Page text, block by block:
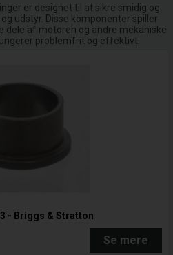
er designet til at sikre smidig og
udstyr. Disse komponenter spiller
dele af motoren og andre mekaniske
problemfrit og effektivt.
- Briggs & Stratton
Se mere